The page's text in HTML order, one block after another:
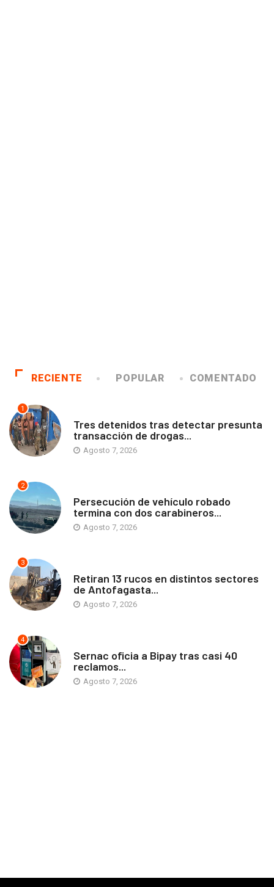
RECIENTE POPULAR COMENTADO
1
Tres detenidos tras detectar presunta
transacción de drogas...
Agosto 7, 2026
2
Persecución de vehículo robado
termina con dos carabineros...
Agosto 7, 2026
3
Retiran 13 rucos en distintos sectores
de Antofagasta...
Agosto 7, 2026
4
Sernac oficia a Bipay tras casi 40
reclamos...
Agosto 7, 2026